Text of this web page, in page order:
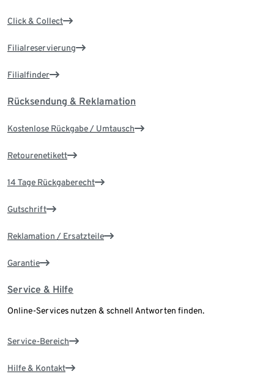
Click & Collect
Filialreservierung
Filialfinder
Rücksendung & Reklamation
Kostenlose Rückgabe / Umtausch
Retourenetikett
14 Tage Rückgaberecht
Gutschrift
Reklamation / Ersatzteile
Garantie
Service & Hilfe
Online-Services nutzen & schnell Antworten finden.
Service-Bereich
Hilfe & Kontakt